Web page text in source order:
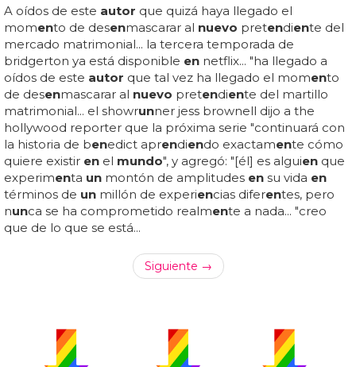
A oídos de este autor que quizá haya llegado el
momento de desenmascarar al nuevo pretendiente del
mercado matrimonial... la tercera temporada de
bridgerton ya está disponible en netflix... "ha llegado a
oídos de este autor que tal vez ha llegado el momento
de desenmascarar al nuevo pretendiente del martillo
matrimonial... el showrunner jess brownell dijo a the
hollywood reporter que la próxima serie "continuará con
la historia de benedict aprendiendo exactamente cómo
quiere existir en el mundo", y agregó: "[él] es alguien que
experimenta un montón de amplitudes en su vida en
términos de un millón de experiencias diferentes, pero
nunca se ha comprometido realmente a nada... "creo
que de lo que se está...
Siguiente →